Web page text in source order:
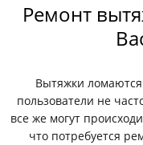
Ремонт
Вытяжки ломаются
пользователи не
все же могут
что потребуется